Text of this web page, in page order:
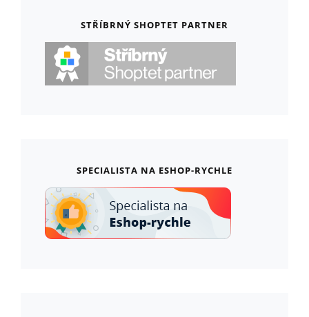
STŘÍBRNÝ SHOPTET PARTNER
SPECIALISTA NA ESHOP-RYCHLE